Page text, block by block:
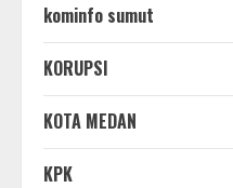
kominfo sumut
KORUPSI
KOTA MEDAN
KPK